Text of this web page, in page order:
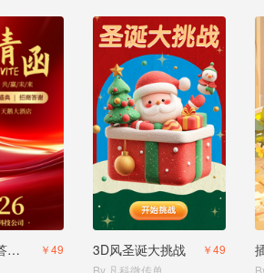
红金风年终答谢会邀请函年会邀请函
￥49
3D风圣诞大挑战
￥49
By 凡科微传单